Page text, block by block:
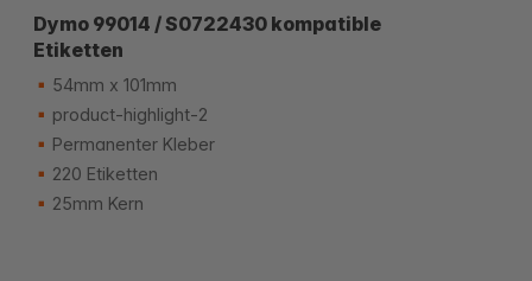
Dymo 99014 / S0722430 kompatible
Etiketten
54mm x 101mm
product-highlight-2
Permanenter Kleber
220 Etiketten
25mm Kern